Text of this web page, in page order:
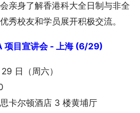
亲身了解香港科大全日制与非全
秀校友和学员展开积极交流。
项目宣讲会 - 上海 (6/29)
日（周六）
卡尔顿酒店 3 楼黄埔厅